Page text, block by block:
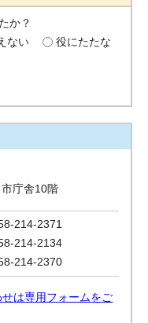
か？
ない
役にたたな
庁舎10階
214-2371
214-2134
214-2370
は専用フォームをご